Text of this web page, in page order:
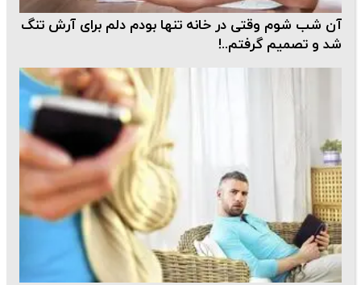
آن شب شوم وقتی در خانه تنها بودم دلم برای آرش تنگ
شد و تصمیم گرفتم..!